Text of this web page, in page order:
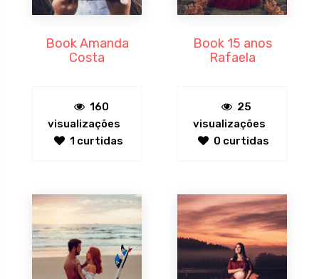
Book Amanda
Costa
160
visualizações
1 curtidas
Book 15 anos
Rafaela
25
visualizações
0 curtidas